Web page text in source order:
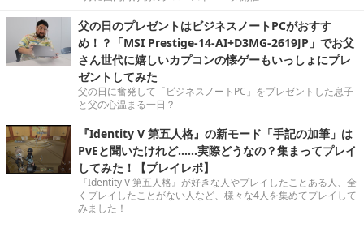
父の日のプレゼントはビジネスノートPCがおすす
め！？「MSI Prestige-14-AI+D3MG-2619JP」でお父
さん世代に嬉しいカプコンの懐ゲーもいっしょにプレ
ゼントしてみた
父の日に奮発して「ビジネスノートPC」をプレゼントした息子
と父の心温まる一日？
『Identity V 第五人格』の新モード「手記の加筆」は
PvEと聞いたけれど……実際どうなの？集まってプレイ
してみた！【プレイレポ】
『Identity V 第五人格』が好きな人やプレイしたことある人、全
くプレイしたことがない人など、様々な4人を集めてプレイして
みました！